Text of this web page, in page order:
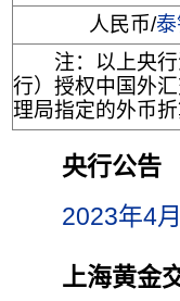
人民币/
注：以上央
行）授权中国外
理局指定的外币折
央行公告
2023年4
上海黄金